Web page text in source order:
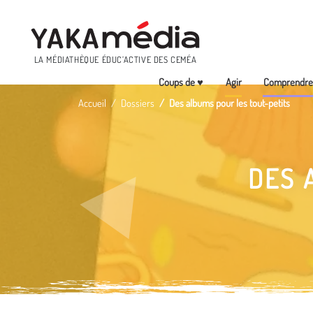
LA MÉDIATHÈQUE ÉDUC’ACTIVE DES CEMÉA
Menu
Coups de ♥ Agir Comprendre
Accueil Dossiers Des albums pour les tout-petits
DES